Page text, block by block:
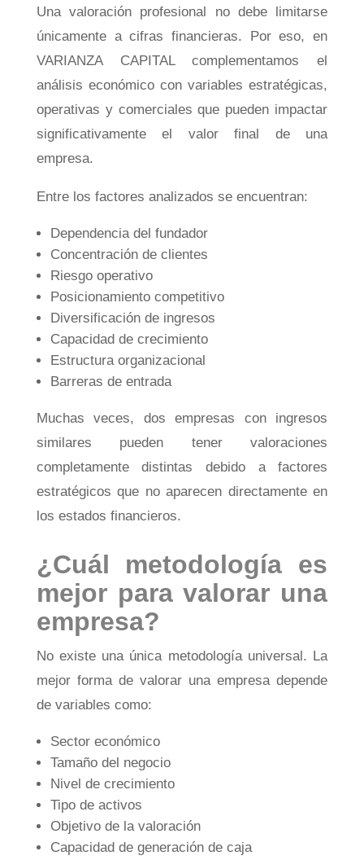
Una valoración profesional no debe limitarse
únicamente a cifras financieras. Por eso, en
VARIANZA CAPITAL complementamos el
análisis económico con variables estratégicas,
operativas y comerciales que pueden impactar
significativamente el valor final de una
empresa.
Entre los factores analizados se encuentran:
Dependencia del fundador
Concentración de clientes
Riesgo operativo
Posicionamiento competitivo
Diversificación de ingresos
Capacidad de crecimiento
Estructura organizacional
Barreras de entrada
Muchas veces, dos empresas con ingresos
similares pueden tener valoraciones
completamente distintas debido a factores
estratégicos que no aparecen directamente en
los estados financieros.
¿Cuál metodología es
mejor para valorar una
empresa?
No existe una única metodología universal. La
mejor forma de valorar una empresa depende
de variables como:
Sector económico
Tamaño del negocio
Nivel de crecimiento
Tipo de activos
Objetivo de la valoración
Capacidad de generación de caja